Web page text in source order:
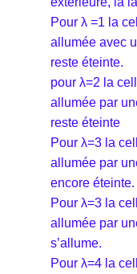
Pour λ =1 la
allumée avec
reste éteinte.
pour λ=2 la
allumée par
reste éteinte
Pour λ=3 la
allumée par
encore éteinte.
Pour λ=3 la
allumée par
s’allume.
Pour λ=4 la